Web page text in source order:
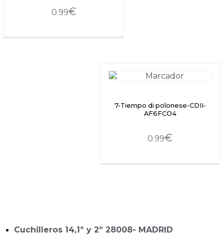
0.99€
7-Tiempo di polonese-CDII-
AF6FCO4
0.99€
Cuchilleros 14,1º y 2º 28008- MADRID